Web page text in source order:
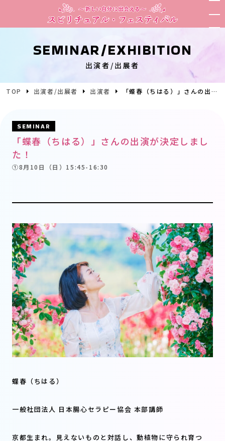
SEMINAR/EXHIBITION
出演者/出展者
TOP 出演者/出展者 出演者 「蝶春（ちはる）」さんの出演が決定しました！
SEMINAR
「蝶春（ちはる）」さんの出演が決定しまし
た！
①8月10日（日）15:45-16:30
蝶春（ちはる）
一般社団法人 日本腸心セラピー協会 本部講師
京都生まれ。見えないものと対話し、動植物に守られ育つ